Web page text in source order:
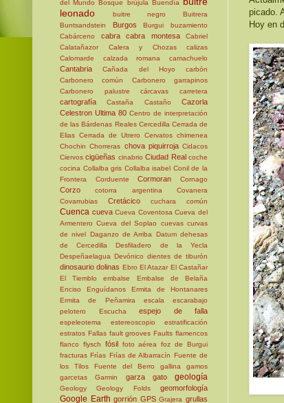
picado.
Hoy en
del Mundo Bosque brújula Buendía
leonado
buitre negro
Buitrera
Buntsandstein
Burgos Burgui
buzamiento
Cabárceno
cabra cabra montesa
Cabriel
Calatañazor
Calera y Chozas
calizas
Calomarde
calzada romana camachuelo
Cantabria Cañada del Hoyo
carbón
Carbonero común
Carbonero garrapinos
Carbonero palustre
cárcavas carretera
cartografía Castaña Castaño
Cazorla
Celestron Ultima 80 Centro de interpretación
de las Bárdenas Reales Cercedilla Cerrada de
Elias Cerrada de Utrero Cervatos chimenea
Chochin Chorreras chova piquirroja Cidacos
Ciervos cigüeñas cinabrio Ciudad Real coche
cocina Collalba gris Collalba isabel Conil de la
Frontera
Corduente Cormoran Cornago
Corzo cotorra argentina
Covanera
Covarrubias
Cretácico cuchara común
Cuenca cueva Cueva Coventosa Cueva del
Armentero Cueva del Soplao cuevas curvas
de nivel Daganzo de Arriba Datum dehesas
de Cercedilla
Desfiladero de la Yecla
Despeñaelagua Devónico dientes de tiburón
dinosaurio dolinas Ebro El Atazar El Castañar
El Tiemblo
embalse
Embalse de Belaña
Enciso
Enguídanos
Ermita de Hontanares
Ermita de Peñamira
escala
escarabajo
pelotero
Escucha espejo de falla
espeleotema estereoscopio
estratificación
estratos Fallas fault grooves Faults flamencos
flanco
flysch fósil foto aérea
foz de Burgui
fracturas Frías Frías de Albarracín Fuente de
los Tilos
Fuente del Berro gallina
gamos
garcetas
Garmin garza gato geología
Geology Geology Folds geomorfología
Google Earth gorrión GPS Grajera grullas